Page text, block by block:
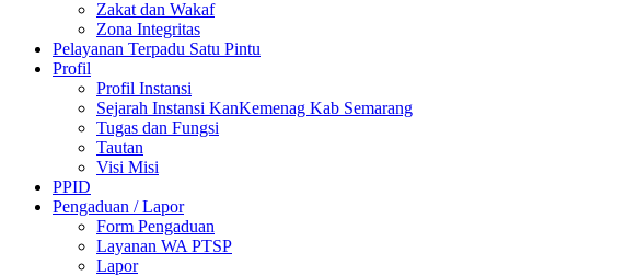
Zakat dan Wakaf
Zona Integritas
Pelayanan Terpadu Satu Pintu
Profil
Profil Instansi
Sejarah Instansi KanKemenag Kab Semarang
Tugas dan Fungsi
Tautan
Visi Misi
PPID
Pengaduan / Lapor
Form Pengaduan
Layanan WA PTSP
Lapor